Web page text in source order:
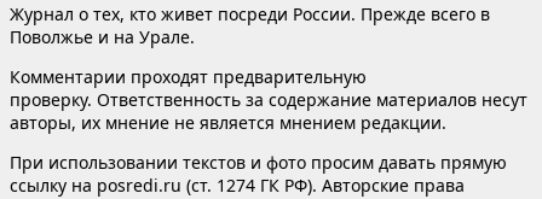
Журнал о тех, кто живет посреди России. Прежде всего в
Поволжье и на Урале.
Комментарии проходят предварительную
проверку. Ответственность за содержание материалов несут
авторы, их мнение не является мнением редакции.
При использовании текстов и фото просим давать прямую
ссылку на posredi.ru (ст. 1274 ГК РФ). Авторские права